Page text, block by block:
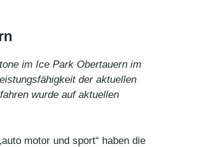
im Ice Park Obertauern im
der aktuellen
wurde auf aktuellen
motor und sport“ haben die